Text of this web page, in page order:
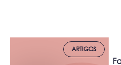
ARTIGOS